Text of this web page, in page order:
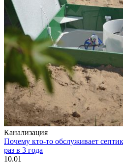
Канализация
Почему кто-то обслуживает
раз в 3 года
10.01